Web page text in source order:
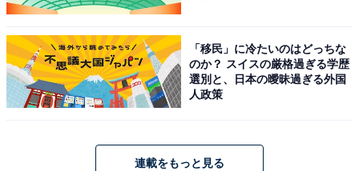
「移民」に冷たいのはどっちな
のか？ スイスの厳格過ぎる学歴
選別と、日本の曖昧過ぎる外国
人政策
連載をもっと見る